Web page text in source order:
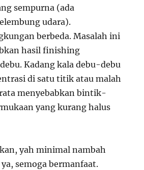
sempurna (ada
udara).
berbeda. Masalah ini
hasil finishing
Kadang kala debu-debu
di satu titik atau malah
menyebabkan bintik-
yang kurang halus
yah minimal nambah
semoga bermanfaat.